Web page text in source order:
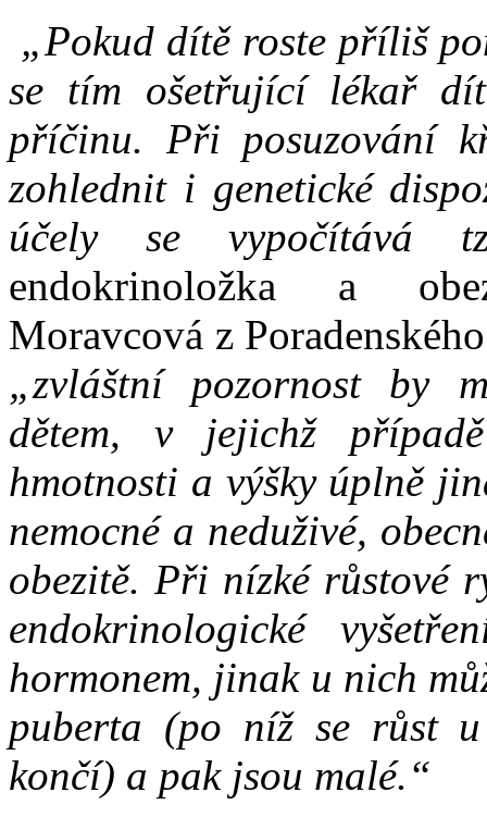
„Pokud dítě roste příliš
se tím ošetřující lékař
příčinu. Při posuzování
zohlednit i genetické
účely se vypočítává
endokrinoložka a
Moravcová z
„zvláštní pozornost by
dětem, v jejichž
hmotnosti a výšky úplně
nemocné a neduživé,
obezitě. Při nízké růstové
endokrinologické
hormonem, jinak u nich
puberta (po níž se růst
končí) a pak jsou malé.“